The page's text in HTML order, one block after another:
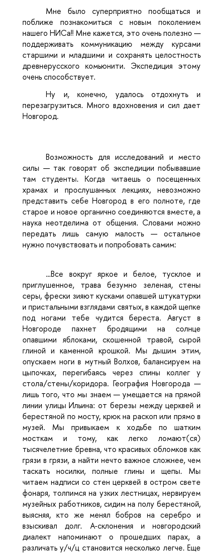
Мне было суперприятно пообщаться и
поближе познакомиться с новым поколением
нашего НИСа!! Мне кажется, это очень полезно —
поддерживать коммуникацию между курсами
старшими и младшими и сохранять целостность
древнерусского комьюнити. Экспедиция этому
очень способствует.
Ну и, конечно, удалось отдохнуть и
перезагрузиться. Много вдохновения и сил дает
Новгород.
Возможность для исследований и место
силы — так говорят об экспедиции побывавшие
там студенты. Когда читаешь о посещенных
храмах и прослушанных лекциях, невозможно
представить себе Новгород в его полноте, где
старое и новое органично соединяются вместе, а
наука неотделима от общения. Словами можно
передать лишь самую малость — остальное
нужно почувствовать и попробовать самим:
…Все вокруг яркое и белое, тусклое и
приглушенное, трава безумно зеленая, стены
серы, фрески зияют кусками опавшей штукатурки
и пристальными взглядами святых, в каждой щепке
под ногами тебе чудится береста. Август в
Новгороде пахнет бродящими на солнце
опавшими яблоками, скошенной травой, сырой
глиной и каменной крошкой. Мы дышим этим,
опускаем ноги в мутный Волхов, балансируем на
цыпочках, перегибаясь через спины коллег у
стола/стены/коридора. География Новгорода —
лишь того, что мы знаем — умещается на прямой
линии улицы Ильина: от березы между церквей и
берестяной по мосту, крюк на раскоп или прямо в
музей. Мы привыкаем к ходьбе по шатким
мосткам и тому, как легко ломают(ся)
тысячелетние бревна, что красивых обломков как
грязи в грязи, а найти нечто важное сложнее, чем
таскать носилки, полные глины и щепы. Мы
читаем надписи со стен церквей в остром свете
фонаря, толпимся на узких лестницах, нервируем
музейных работников, сидим на полу берестяной,
выясняя, кто же менял бобров на серебро и
взыскивал долг. А-склонения и новгородский
диалект напоминают о прошедших парах, а
различать у/ч/ц становится несколько легче. Еще